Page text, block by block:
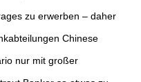
zu erwerben – daher
Chinese
nur mit großer